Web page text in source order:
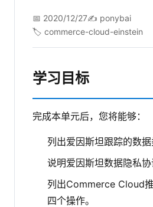
📅 2020/12/27✍️ ponybai
🏷️ commerce-cloud-einstein
学习目标
完成本单元后，您将能够：
列出爱因斯坦跟踪的数据
说明爱因斯坦数据隐私协
列出Commerce Cloud
四个操作。